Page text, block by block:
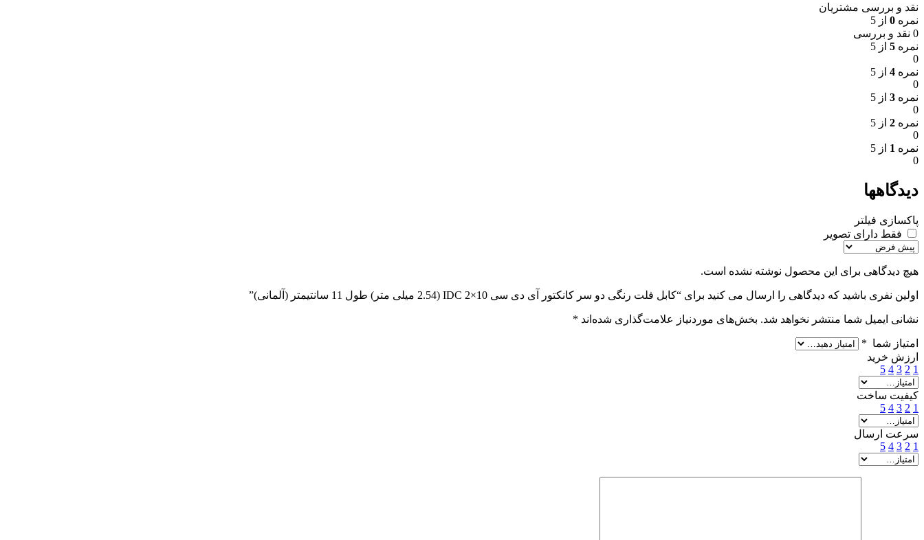
نقد و بررسی مشتریان
نمره 0 از 5
0 نقد و بررسی
نمره 5 از 5
0
نمره 4 از 5
0
نمره 3 از 5
0
نمره 2 از 5
0
نمره 1 از 5
0
دیدگاهها
پاکسازی فیلتر
فقط دارای تصویر
هیچ دیدگاهی برای این محصول نوشته نشده است.
اولین نفری باشید که دیدگاهی را ارسال می کنید برای “کابل فلت رنگی دو سر کانکتور آی دی سی IDC 2×10 (2.54 میلی متر) طول 11 سانتیمتر (آلمانی)”
نشانی ایمیل شما منتشر نخواهد شد. بخش‌های موردنیاز علامت‌گذاری شده‌اند *
امتیاز شما *
ارزش خرید
1
2
3
4
5
کیفیت ساخت
1
2
3
4
5
سرعت ارسال
1
2
3
4
5